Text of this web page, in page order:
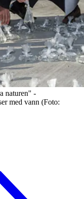
naturen" -
med vann (Foto: